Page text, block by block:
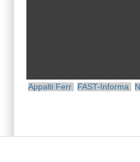
Appalti Ferr FAST-Informa